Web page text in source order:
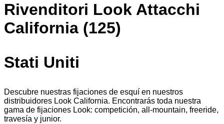
Rivenditori Look Attacchi
California (125)
Stati Uniti
Descubre nuestras fijaciones de esquí en nuestros
distribuidores Look California. Encontrarás toda nuestra
gama de fijaciones Look: competición, all-mountain, freeride,
travesía y junior.